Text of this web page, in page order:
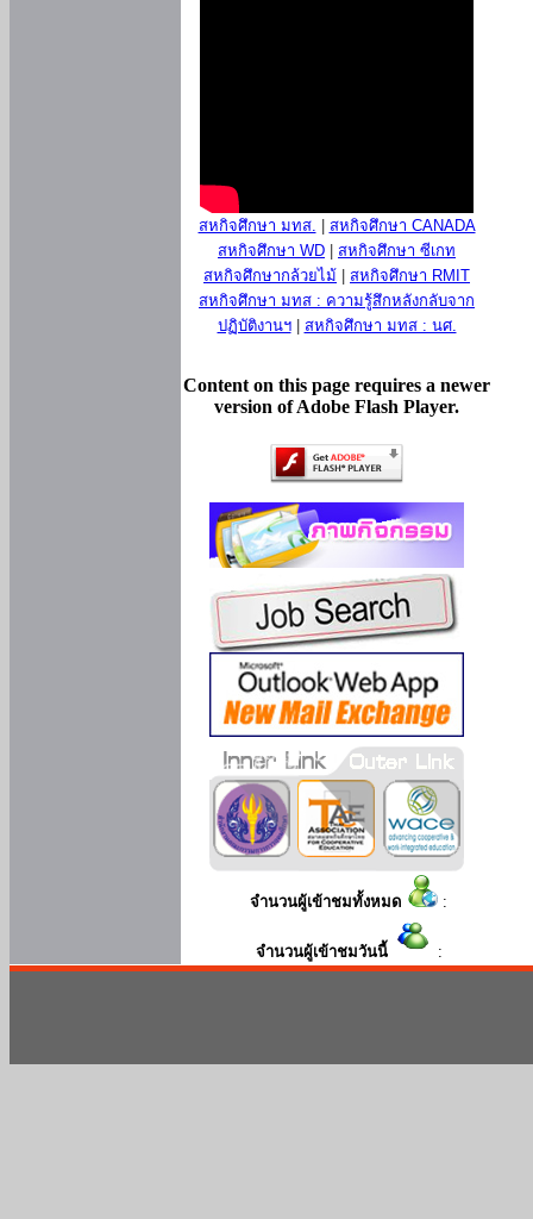
สหกิจศึกษา มทส.
สหกิจศึกษา CANADA
สหกิจศึกษา WD
สหกิจศึกษา ซีเกท
สหกิจศึกษากล้วยไม้
สหกิจศึกษา RMIT
สหกิจศึกษา มทส : ความรู้สึกหลังกลับจาก
ปฏิบัติงานฯ| สหกิจศึกษา มทส : นศ.
Content on this page requires a newer
version of Adobe Flash Player.
จำนวนผู้เข้าชมทั้งหมด :
จำนวนผู้เข้าชมวันนี้ :